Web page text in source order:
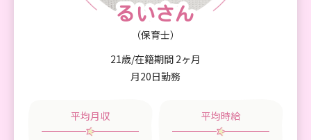
たねと言われるようなりました！それで自信を持
てるようになって、美意識も上がる一方なので相
乗効果がとまりません！！
るいさん
るいさん
（保育士）
21歳/在籍期間 2ヶ月
月20日勤務
平均月収 平均時給